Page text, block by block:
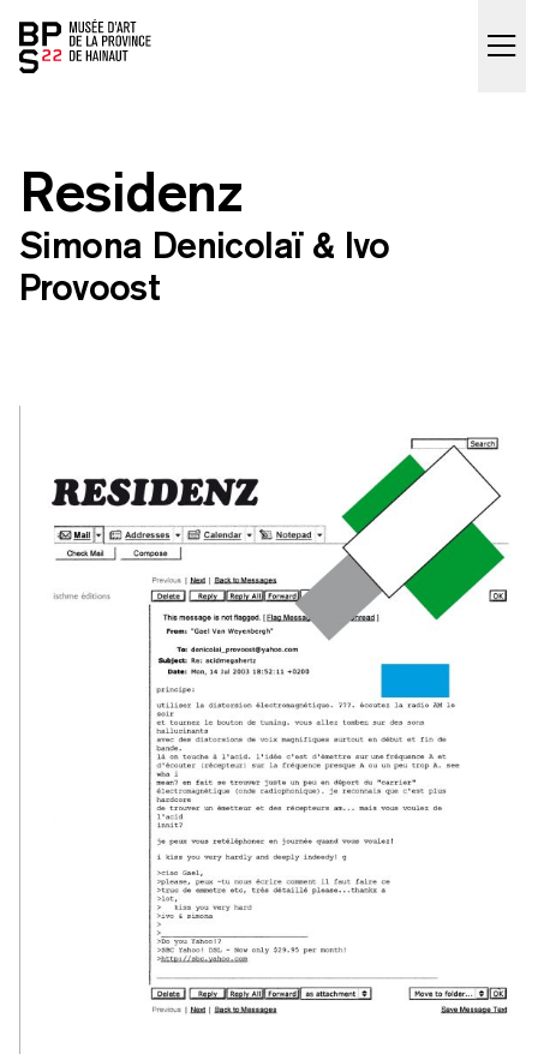
Accueil
Residenz
Simona Denicolaï & Ivo
Provoost